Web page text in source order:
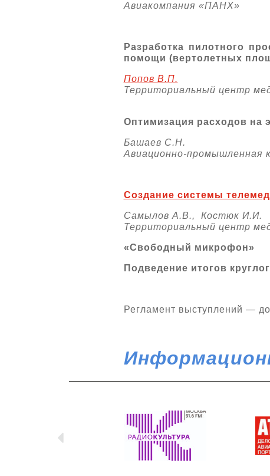
Авиакомпания «ПАНХ»
Разработка пилотного
помощи (вертолетных
Попов В.П.
Территориальный центр
Оптимизация расходов на
Башаев С.Н.
Авиационно-промышленная
Создание системы
Самылов А.В., Костюк И.И.
Территориальный центр
«Свободный микрофон»
Подведение итогов
Регламент выступлений —